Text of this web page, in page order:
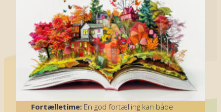
Fortælletime: En god fortælling kan både